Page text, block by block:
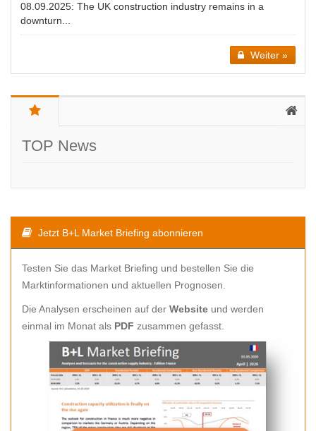
08.09.2025: The UK construction industry remains in a
downturn...
Weiter »
TOP News
Jetzt B+L Market Briefing abonnieren
Testen Sie das Market Briefing und bestellen Sie die
Marktinformationen und aktuellen Prognosen.
Die Analysen erscheinen auf der Website und werden
einmal im Monat als PDF zusammen gefasst.